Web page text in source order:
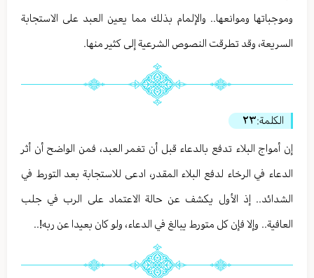
وموجباتها وموانعها.. والإلمام بذلك مما يعين العبد على الاستجابة
السريعة، وقد تطرقت النصوص الشرعية إلى كثير منها.
الكلمة:٢٣
إن أمواج البلاء تدفع بالدعاء قبل أن تغمر العبد، فمن الواضح أن أثر
الدعاء في الرخاء لدفع البلاء المقدر، ادعى للاستجابة بعد التورط في
الشدائد.. إذ الأول يكشف عن حالة الاعتماد على الرب في جلب
العافية.. وإلا فإن كل متورط يبالغ في الدعاء، ولو كان بعيدا عن ربه!..